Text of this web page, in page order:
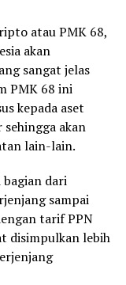
atau PMK 68,
akan
sangat jelas
PMK 68 ini
kepada aset
akan
lain-lain.
dari
sampai
tarif PPN
disimpulkan lebih